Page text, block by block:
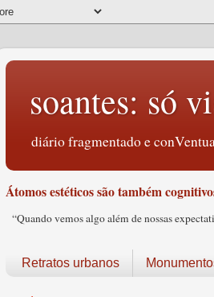
soantes: só
diário fragmentado e
Átomos estéticos são também
“Quando vemos algo além de nossas
Retratos urbanos